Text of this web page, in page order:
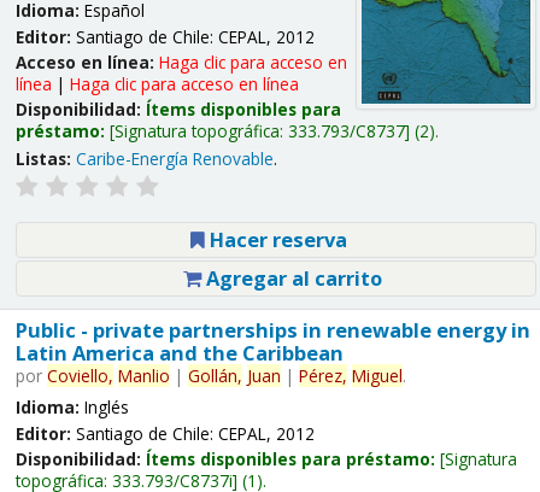
Idioma: Español
Editor: Santiago de Chile: CEPAL, 2012
Acceso en línea: Haga clic para acceso en
línea | Haga clic para acceso en línea
Disponibilidad: Ítems disponibles para
préstamo: Signatura topográfica: 333.793/C8737 (2).
Listas: Caribe-Energía Renovable.
Hacer reserva
Agregar al carrito
Public - private partnerships in renewable energy in
Latin America and the Caribbean
por Coviello, Manlio | Gollán, Juan | Pérez, Miguel.
Idioma: Inglés
Editor: Santiago de Chile: CEPAL, 2012
Disponibilidad: Ítems disponibles para préstamo: Signatura
topográfica: 333.793/C8737i (1).